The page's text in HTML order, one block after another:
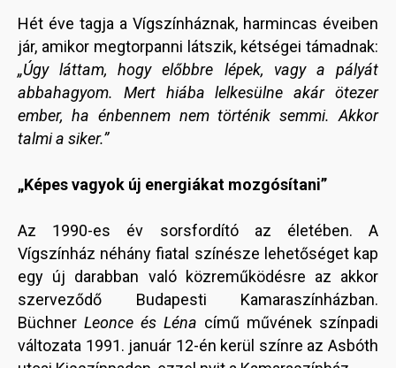
Hét éve tagja a Vígszínháznak, harmincas éveiben
jár, amikor megtorpanni látszik, kétségei támadnak:
„Úgy láttam, hogy előbbre lépek, vagy a pályát
abbahagyom. Mert hiába lelkesülne akár ötezer
ember, ha énbennem nem történik semmi. Akkor
talmi a siker.”
„Képes vagyok új energiákat mozgósítani”
Az 1990-es év sorsfordító az életében. A
Vígszínház néhány fiatal színésze lehetőséget kap
egy új darabban való közreműködésre az akkor
szerveződő Budapesti Kamaraszínházban.
Büchner Leonce és Léna című művének színpadi
változata 1991. január 12-én kerül színre az Asbóth